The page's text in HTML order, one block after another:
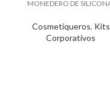
Cosmetiqueros, Kits
Corporativos